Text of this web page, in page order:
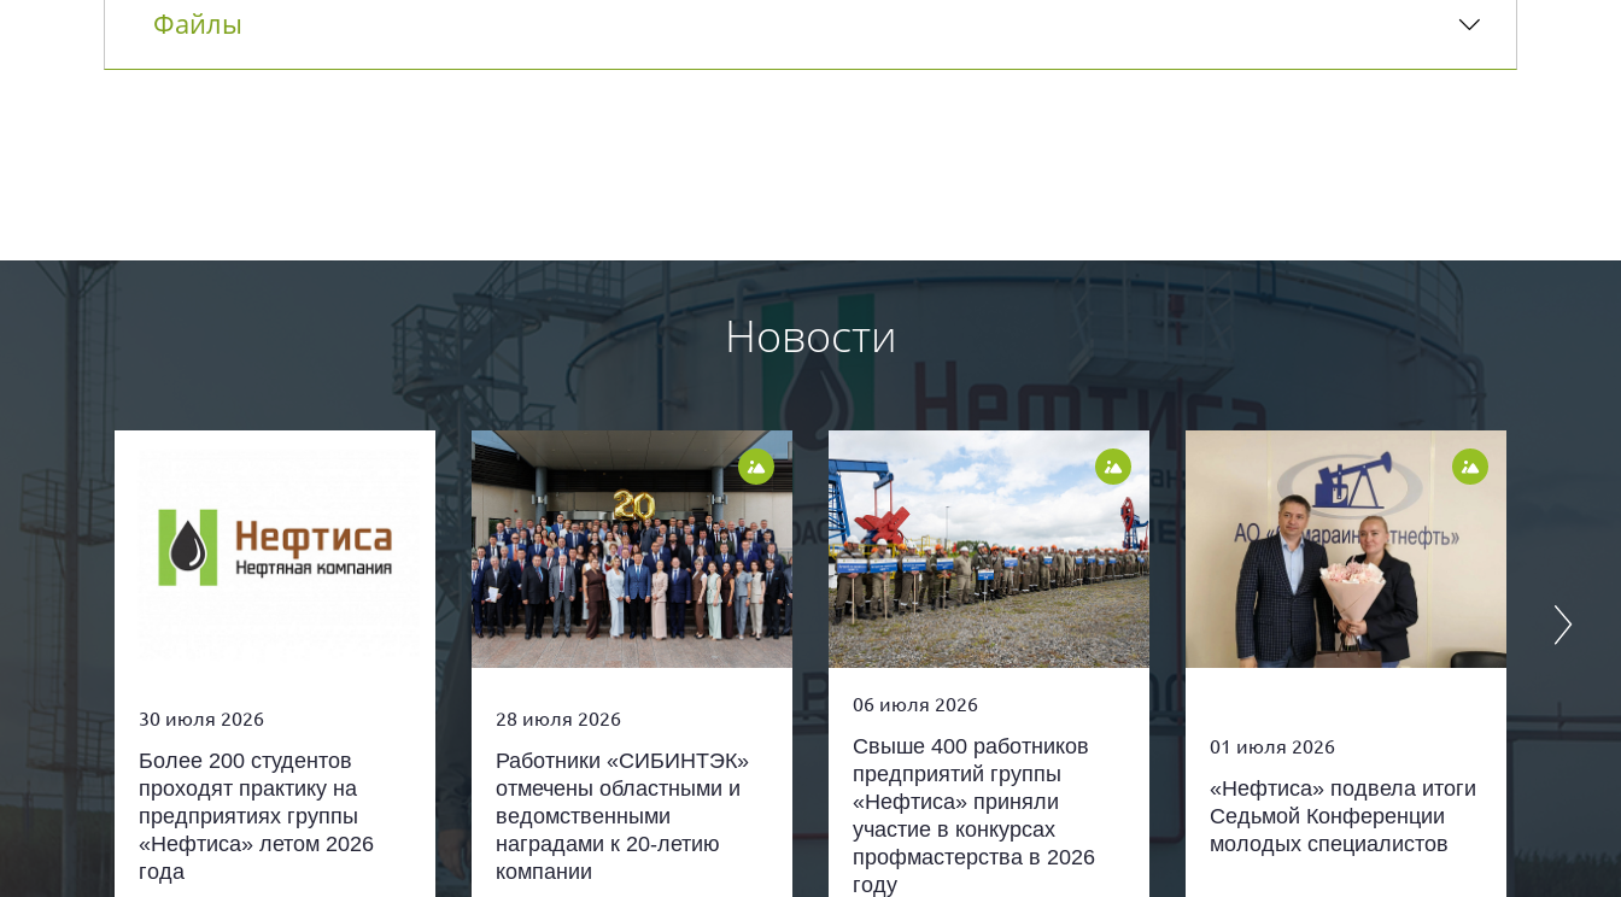
Файлы
Новости
30 июля 2026
Более 200 студентов
проходят практику на
предприятиях группы
«Нефтиса» летом 2026
года
28 июля 2026
Работники «СИБИНТЭК»
отмечены областными и
ведомственными
наградами к 20-летию
компании
06 июля 2026
Свыше 400 работников
предприятий группы
«Нефтиса» приняли
участие в конкурсах
профмастерства в 2026
году
01 июля 2026
«Нефтиса» подвела итоги
Седьмой Конференции
молодых специалистов